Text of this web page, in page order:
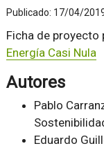
Publicado: 17/04/
Ficha de proyecto
Energía Casi Nula
Autores
Pablo
Eduardo